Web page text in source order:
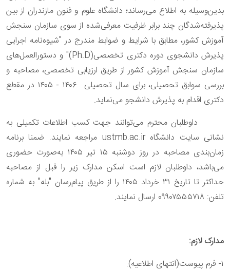
بدین‌وسیله به اطلاع می‌رساند؛ دانشگاه علوم و فنون مازندران از بین
پذیرفته‌شدگان چند برابر ظرفیت معرفی‌شده از سوی سازمان سنجش
آموزش کشور، مطابق با شرایط و ضوابط مندرج در "شیوه‌نامه اجرایی
پذیرش دانشجوی دوره دکتری تخصصی(Ph.D)" و دستورالعمل‌های
سازمان سنجش آموزش کشور از طریق ارزیابی تخصصی، مصاحبه و
بررسی سوابق تحصیلی، برای سال تحصیلی ۱۴۰۶ - ۱۴۰۵ در مقطع
دکتری اقدام به پذیرش دانشجو می‌نماید.
داوطلبان محترم می‌توانند جهت کسب اطلاعات تکمیلی به
نشانی سایت دانشگاه ustmb.ac.ir مراجعه نمایند. ضمنا برنامه
زمان‌بندی مصاحبه در روز دوشنبه ۱۵ تیر ۱۴۰۵ به‌صورت حضوری
می‌باشد، داوطلبان لازم است اسکن مدارک زیر را قبل از مصاحبه
حداکثر تا تاریخ ۳۱ خرداد ۱۴۰۵ را از طریق پیام‌رسان "بله" به شماره
تلفن: ۰۹۹۰۷۵۵۵۷۱۸ ارسال نمایند.
مدارک لازم:
۱- فرم پیوست(انتهای اطلاعیه).